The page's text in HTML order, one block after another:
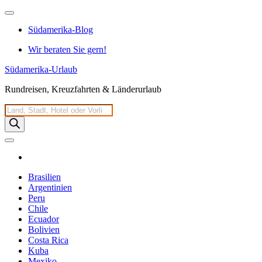
Zum
springenSüdamerika-Blog
Wir beraten Sie gern!
Südamerika-Urlaub
Rundreisen, Kreuzfahrten & Länderurlaub
Products
search
Brasilien
Argentinien
Peru
Chile
Ecuador
Bolivien
Costa Rica
Kuba